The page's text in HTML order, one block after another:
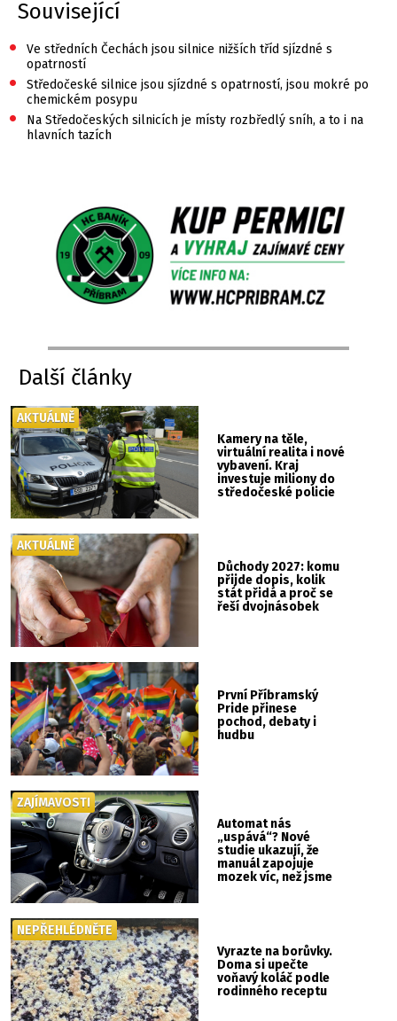
Související
•
Ve středních Čechách jsou silnice nižších tříd sjízdné s
opatrností
•
Středočeské silnice jsou sjízdné s opatrností, jsou mokré po
chemickém posypu
•
Na Středočeských silnicích je místy rozbředlý sníh, a to i na
hlavních tazích
Další články
Kamery na těle,
virtuální realita i nové
vybavení. Kraj
investuje miliony do
středočeské policie
AKTUÁLNĚ
Důchody 2027: komu
přijde dopis, kolik
stát přidá a proč se
řeší dvojnásobek
AKTUÁLNĚ
První Příbramský
Pride přinese
pochod, debaty i
hudbu
Automat nás
„uspává“? Nové
studie ukazují, že
manuál zapojuje
mozek víc, než jsme
ZAJÍMAVOSTI
Vyrazte na borůvky.
Doma si upečte
voňavý koláč podle
rodinného receptu
NEPŘEHLÉDNĚTE